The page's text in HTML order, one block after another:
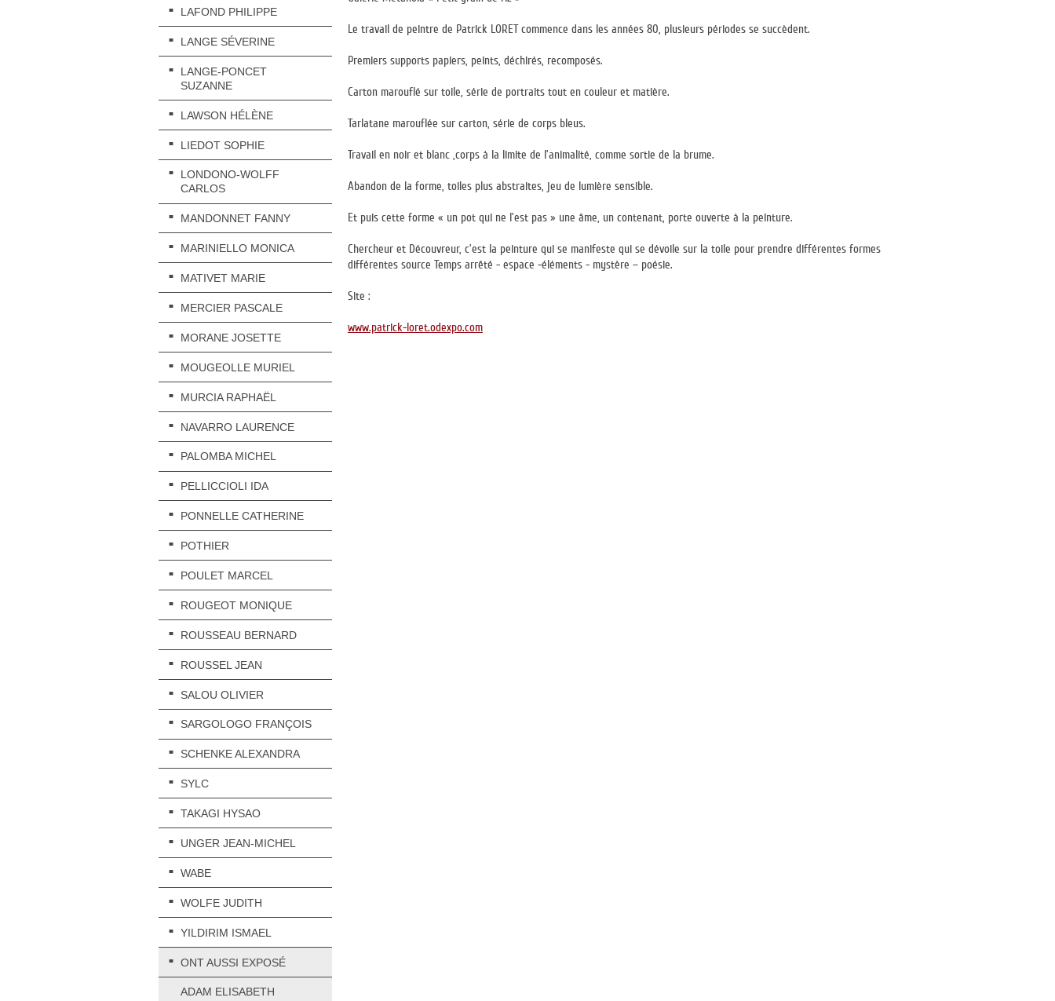
LAFOND PHILIPPE
LANGE SÉVERINE
LANGE-PONCET
SUZANNE
LAWSON HÉLÈNE
LIEDOT SOPHIE
LONDONO-WOLFF
CARLOS
MANDONNET FANNY
MARINIELLO MONICA
MATIVET MARIE
MERCIER PASCALE
MORANE JOSETTE
MOUGEOLLE MURIEL
MURCIA RAPHAËL
NAVARRO LAURENCE
PALOMBA MICHEL
PELLICCIOLI IDA
PONNELLE CATHERINE
POTHIER
POULET MARCEL
ROUGEOT MONIQUE
ROUSSEAU BERNARD
ROUSSEL JEAN
SALOU OLIVIER
SARGOLOGO FRANÇOIS
SCHENKE ALEXANDRA
SYLC
TAKAGI HYSAO
UNGER JEAN-MICHEL
WABE
WOLFE JUDITH
YILDIRIM ISMAEL
ONT AUSSI EXPOSÉ
ADAM ELISABETH
Le travail de peintre de Patrick LORET commence dans les années 80, plusieurs périodes se succèdent.
Premiers supports papiers, peints, déchirés, recomposés.
Carton marouflé sur toile, série de portraits tout en couleur et matière.
Tarlatane marouflée sur carton, série de corps bleus.
Travail en noir et blanc ,corps à la limite de l’animalité, comme sortie de la brume.
Abandon de la forme, toiles plus abstraites, jeu de lumière sensible.
Et puis cette forme « un pot qui ne l’est pas » une âme, un contenant, porte ouverte à la peinture.
Chercheur et Découvreur, c’est la peinture qui se manifeste qui se dévoile sur la toile pour prendre différentes formes
différentes source Temps arrêté - espace -éléments - mystère – poésie.
Site :
www.patrick-loret.odexpo.com